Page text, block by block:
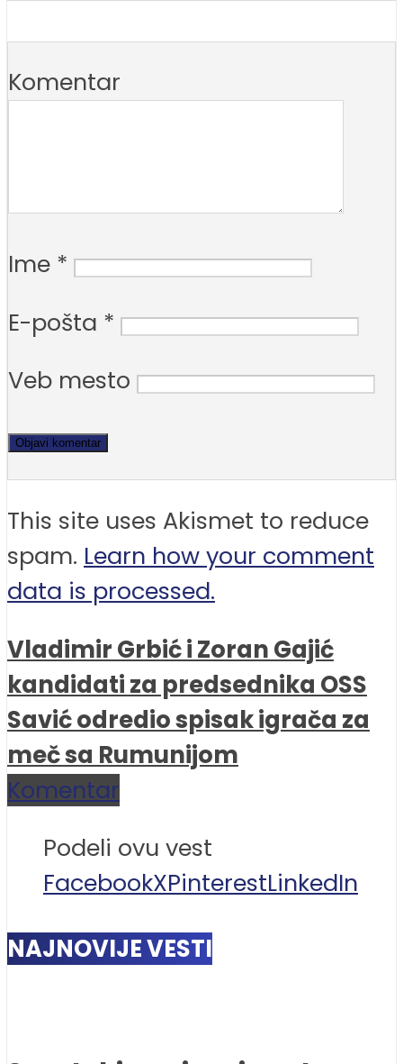
Komentar
Ime *
E-pošta *
Veb mesto
This site uses Akismet to reduce
spam. Learn how your comment
data is processed.
Vladimir Grbić i Zoran Gajić
kandidati za predsednika OSS
Savić odredio spisak igrača za
meč sa Rumunijom
Komentar
Podeli ovu vest
FacebookXPinterestLinkedIn
NAJNOVIJE VESTI